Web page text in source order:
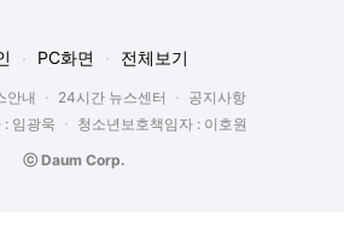
PC화면 전체보기
안내 24시간 뉴스센터
공지사항
: 임광욱
청소년보호책임자 : 이호원
ⓒ Daum Corp.